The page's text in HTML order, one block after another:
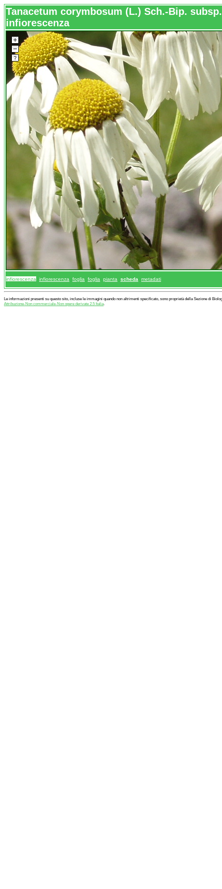
Tanacetum corymbosum (L.) Sch.-Bip.
infiorescenza
infiorescenza infiorescenza foglia foglia pianta scheda metadati
Le informazioni presenti su questo sito, incluse le immagini quando non altrimenti specificato, sono proprietà della Sezione di
Attribuzione-Non commerciale-Non opere derivate 2.5 Italia.